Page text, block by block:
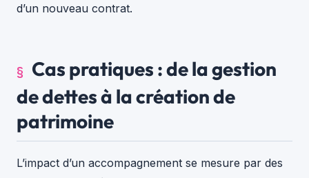
d’un nouveau contrat.
Cas pratiques : de la gestion
de dettes à la création de
patrimoine
L’impact d’un accompagnement se mesure par des